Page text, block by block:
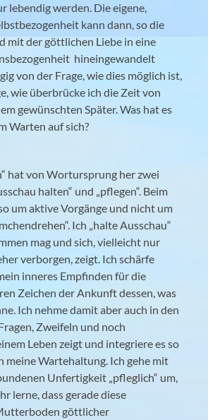
lebendig werden. Die eigene,
kann dann, so die
mit der göttlichen Liebe in eine
hineingewandelt
von der Frage, wie dies möglich ist,
wie überbrücke ich die Zeit von
gewünschten Später. Was hat es
Warten auf sich?
hat von Wortursprung her zwei
halten“ und „pflegen“. Beim
um aktive Vorgänge und nicht um
Ich „halte Ausschau“
mag und sich, vielleicht nur
verborgen, zeigt. Ich schärfe
inneres Empfinden für die
Zeichen der Ankunft dessen, was
Ich nehme damit aber auch in den
Zweifeln und noch
Leben zeigt und integriere es so
meine Wartehaltung. Ich gehe mit
Unfertigkeit „pfleglich“ um,
lerne, dass gerade diese
göttlicher